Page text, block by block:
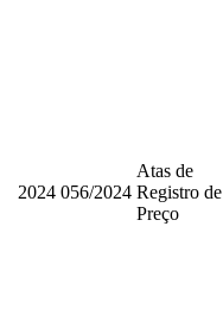
2024 056/2024
Atas de
Registro de
Preço